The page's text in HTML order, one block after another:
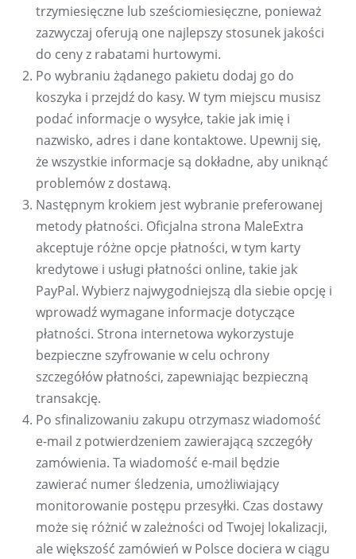
trzymiesięczne lub sześciomiesięczne, ponieważ
zazwyczaj oferują one najlepszy stosunek jakości
do ceny z rabatami hurtowymi.
Po wybraniu żądanego pakietu dodaj go do
koszyka i przejdź do kasy. W tym miejscu musisz
podać informacje o wysyłce, takie jak imię i
nazwisko, adres i dane kontaktowe. Upewnij się,
że wszystkie informacje są dokładne, aby uniknąć
problemów z dostawą.
Następnym krokiem jest wybranie preferowanej
metody płatności. Oficjalna strona MaleExtra
akceptuje różne opcje płatności, w tym karty
kredytowe i usługi płatności online, takie jak
PayPal. Wybierz najwygodniejszą dla siebie opcję i
wprowadź wymagane informacje dotyczące
płatności. Strona internetowa wykorzystuje
bezpieczne szyfrowanie w celu ochrony
szczegółów płatności, zapewniając bezpieczną
transakcję.
Po sfinalizowaniu zakupu otrzymasz wiadomość
e-mail z potwierdzeniem zawierającą szczegóły
zamówienia. Ta wiadomość e-mail będzie
zawierać numer śledzenia, umożliwiający
monitorowanie postępu przesyłki. Czas dostawy
może się różnić w zależności od Twojej lokalizacji,
ale większość zamówień w Polsce dociera w ciągu